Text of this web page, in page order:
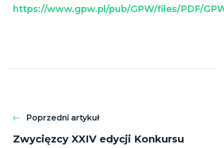
https://www.gpw.pl/pub/GPW/files/PDF/
Poprzedni artykuł
Zwycięzcy XXIV edycji Konkursu